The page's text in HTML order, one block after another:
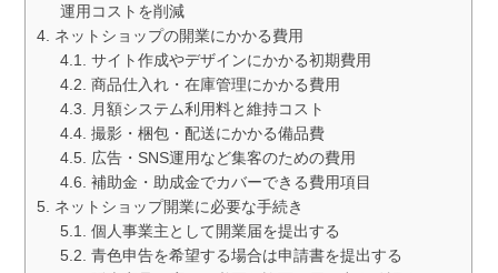
運用コストを削減
ネットショップの開業にかかる費用
サイト作成やデザインにかかる初期費用
商品仕入れ・在庫管理にかかる費用
月額システム利用料と維持コスト
撮影・梱包・配送にかかる備品費
広告・SNS運用など集客のための費用
補助金・助成金でカバーできる費用項目
ネットショップ開業に必要な手続き
個人事業主として開業届を提出する
青色申告を希望する場合は申請書を提出する